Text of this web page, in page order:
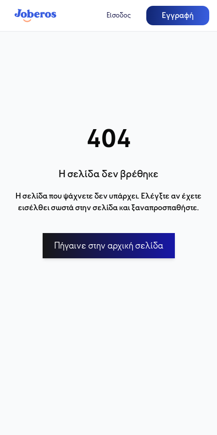
Είσοδος Εγγραφή
404
Η σελίδα δεν βρέθηκε
Η σελίδα που ψάχνετε δεν υπάρχει. Ελέγξτε αν έχετε
εισέλθει σωστά στην σελίδα και ξαναπροσπαθήστε.
Πήγαινε στην αρχική σελίδα